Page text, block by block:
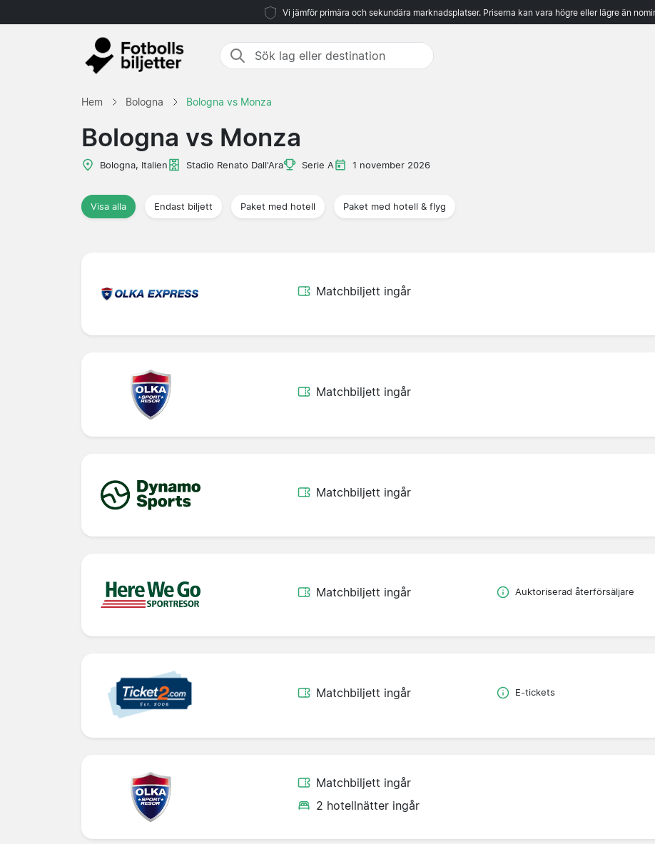
Vi jämför primära och sekundära marknadsplatser. Priserna kan vara högre eller lägre än
Hem Bologna Bologna vs Monza
Bologna vs Monza
Bologna, Italien Stadio Renato Dall'Ara Serie A 1 november 2026
Visa alla Endast biljett Paket med hotell Paket med hotell & flyg
Matchbiljett ingår
Matchbiljett ingår
Matchbiljett ingår
Matchbiljett ingår Auktoriserad återförsäljare
Matchbiljett ingår E-tickets
Matchbiljett ingår
2 hotellnätter ingår